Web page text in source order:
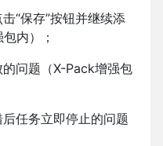
“保存”按钮并继续添
内）；
问题（X-Pack增强包
任务立即停止的问题